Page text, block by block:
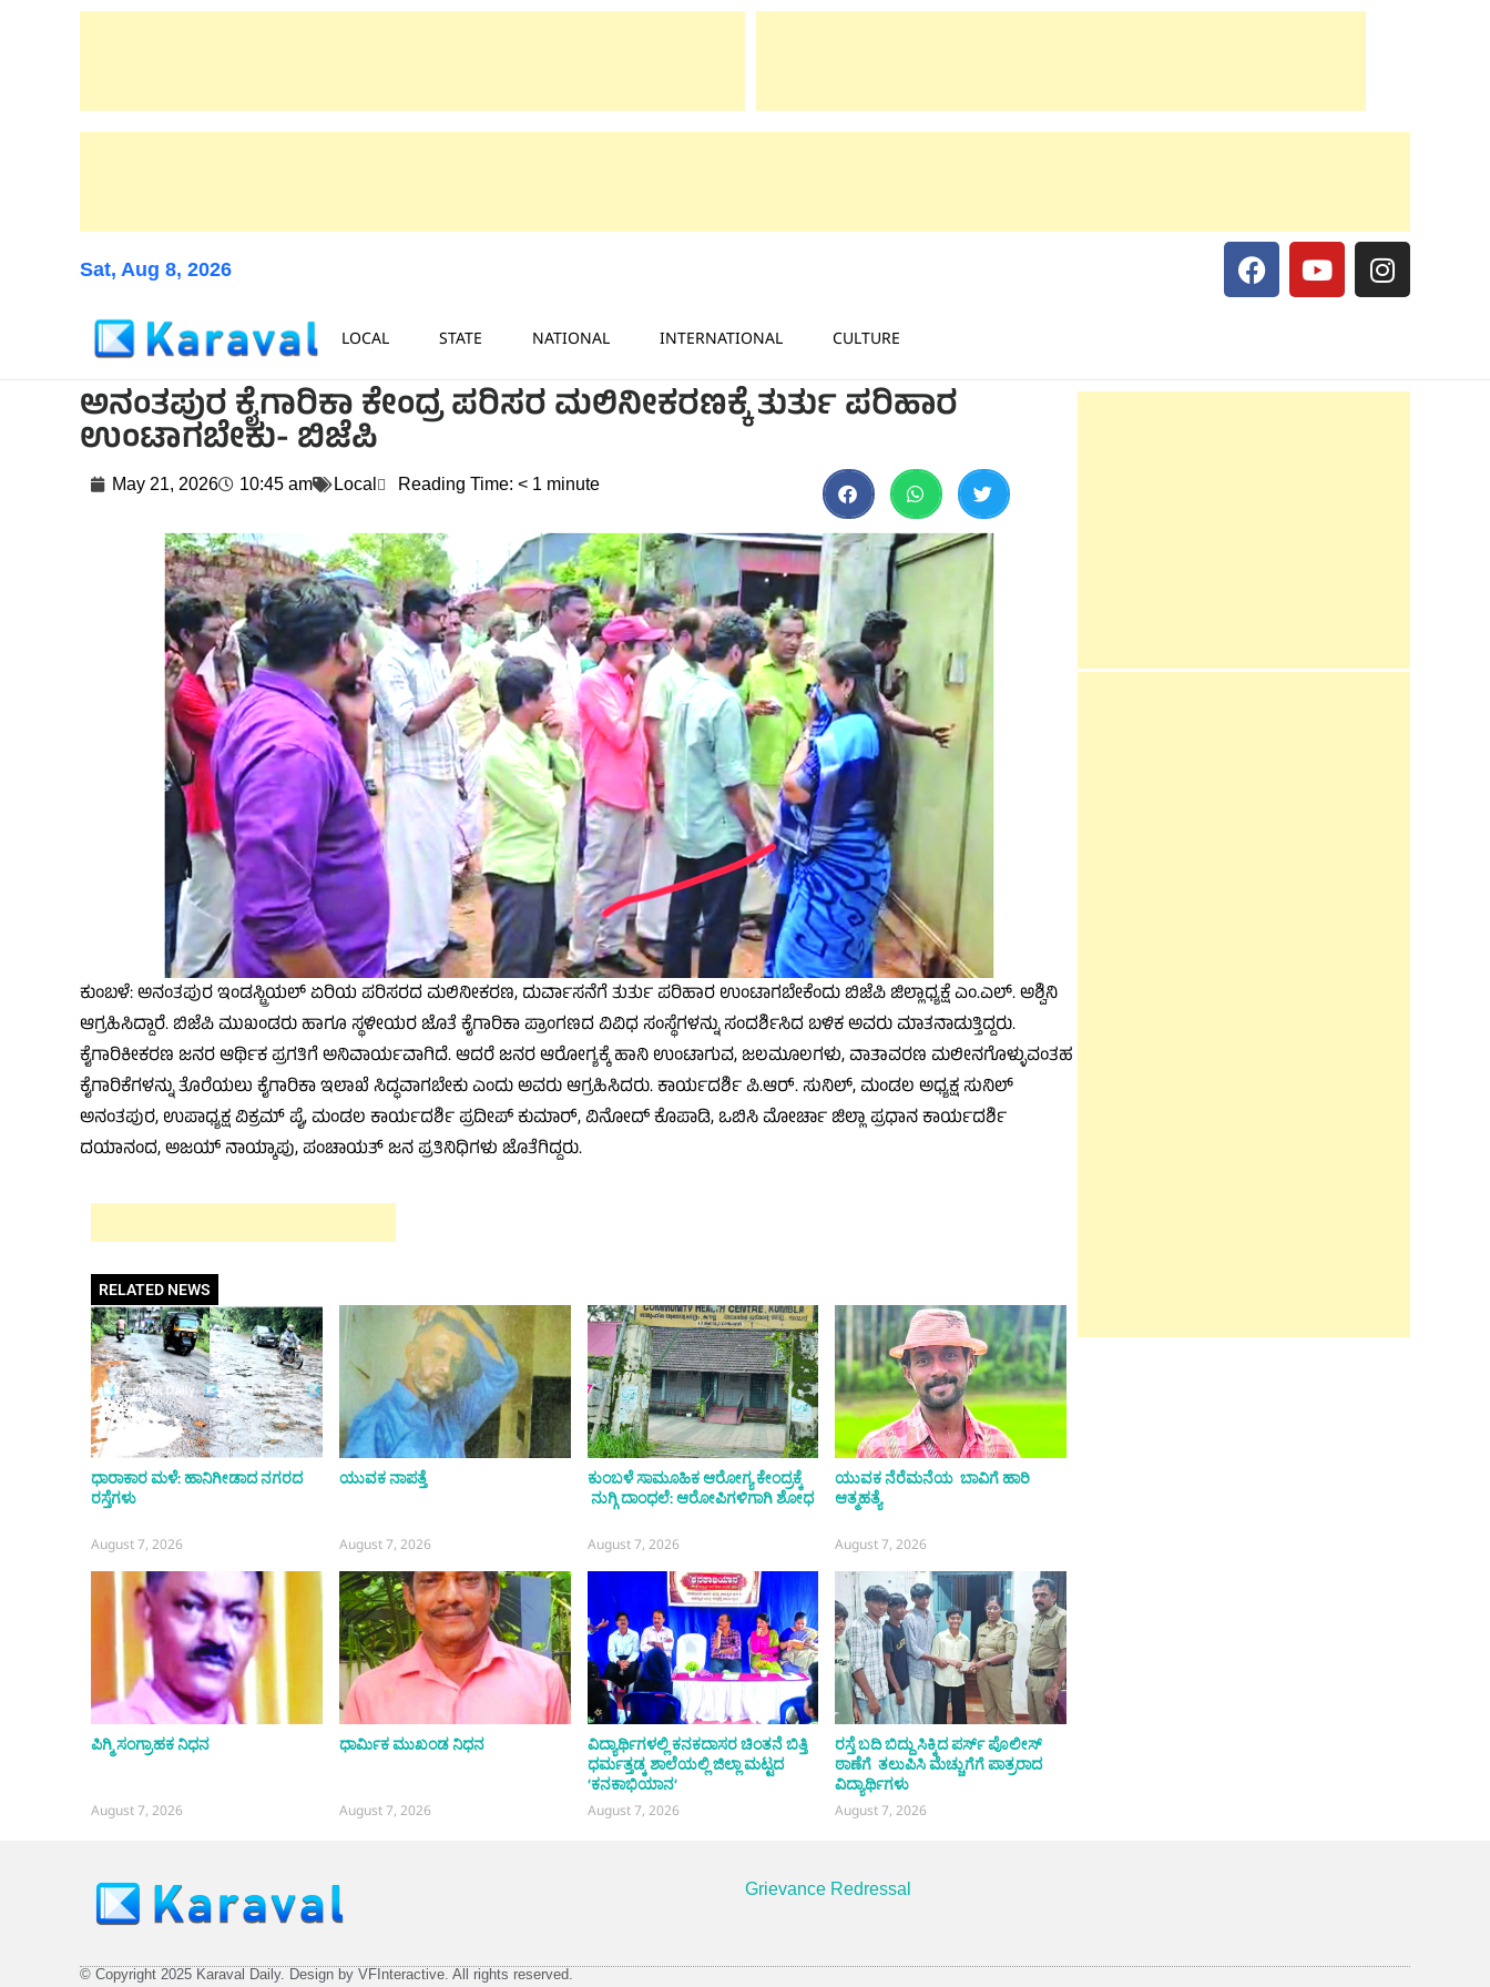
Sat, Aug 8, 2026
LOCAL STATE NATIONAL INTERNATIONAL CULTURE
ಅನಂತಪುರ ಕೈಗಾರಿಕಾ ಕೇಂದ್ರ ಪರಿಸರ ಮಲಿನೀಕರಣಕ್ಕೆ ತುರ್ತು ಪರಿಹಾರ
ಉಂಟಾಗಬೇಕು- ಬಿಜೆಪಿ
May 21, 2026 10:45 am Local Reading Time: < 1 minute
ಕುಂಬಳೆ: ಅನಂತಪುರ ಇಂಡಸ್ಟ್ರಿಯಲ್ ಏರಿಯ ಪರಿಸರದ ಮಲಿನೀಕರಣ, ದುರ್ವಾಸನೆಗೆ ತುರ್ತು ಪರಿಹಾರ ಉಂಟಾಗಬೇಕೆಂದು ಬಿಜೆಪಿ ಜಿಲ್ಲಾಧ್ಯಕ್ಷೆ ಎಂ.ಎಲ್. ಅಶ್ವಿನಿ
ಆಗ್ರಹಿಸಿದ್ದಾರೆ. ಬಿಜೆಪಿ ಮುಖಂಡರು ಹಾಗೂ ಸ್ಥಳೀಯರ ಜೊತೆ ಕೈಗಾರಿಕಾ ಪ್ರಾಂಗಣದ ವಿವಿಧ ಸಂಸ್ಥೆಗಳನ್ನು ಸಂದರ್ಶಿಸಿದ ಬಳಿಕ ಅವರು ಮಾತನಾಡುತ್ತಿದ್ದರು.
ಕೈಗಾರಿಕೀಕರಣ ಜನರ ಆರ್ಥಿಕ ಪ್ರಗತಿಗೆ ಅನಿವಾರ್ಯವಾಗಿದೆ. ಆದರೆ ಜನರ ಆರೋಗ್ಯಕ್ಕೆ ಹಾನಿ ಉಂಟಾಗುವ, ಜಲಮೂಲಗಳು, ವಾತಾವರಣ ಮಲೀನಗೊಳ್ಳುವಂತಹ
ಕೈಗಾರಿಕೆಗಳನ್ನು ತೊರೆಯಲು ಕೈಗಾರಿಕಾ ಇಲಾಖೆ ಸಿದ್ಧವಾಗಬೇಕು ಎಂದು ಅವರು ಆಗ್ರಹಿಸಿದರು. ಕಾರ್ಯದರ್ಶಿ ಪಿ.ಆರ್. ಸುನಿಲ್, ಮಂಡಲ ಅಧ್ಯಕ್ಷ ಸುನಿಲ್
ಅನಂತಪುರ, ಉಪಾಧ್ಯಕ್ಷ ವಿಕ್ರಮ್ ಪೈ, ಮಂಡಲ ಕಾರ್ಯದರ್ಶಿ ಪ್ರದೀಪ್ ಕುಮಾರ್, ವಿನೋದ್ ಕೊಪಾಡಿ, ಒಬಿಸಿ ಮೋರ್ಚಾ ಜಿಲ್ಲಾ ಪ್ರಧಾನ ಕಾರ್ಯದರ್ಶಿ
ದಯಾನಂದ, ಅಜಯ್ ನಾಯ್ಕಾಪು, ಪಂಚಾಯತ್ ಜನ ಪ್ರತಿನಿಧಿಗಳು ಜೊತೆಗಿದ್ದರು.
RELATED NEWS
ಧಾರಾಕಾರ ಮಳೆ: ಹಾನಿಗೀಡಾದ ನಗರದ
ರಸ್ತೆಗಳು
August 7, 2026
ಯುವಕ ನಾಪತ್ತೆ
August 7, 2026
ಕುಂಬಳೆ ಸಾಮೂಹಿಕ ಆರೋಗ್ಯ ಕೇಂದ್ರಕ್ಕೆ
ನುಗ್ಗಿ ದಾಂಧಲೆ: ಆರೋಪಿಗಳಿಗಾಗಿ ಶೋಧ
August 7, 2026
ಯುವಕ ನೆರೆಮನೆಯ ಬಾವಿಗೆ ಹಾರಿ
ಆತ್ಮಹತ್ಯೆ
August 7, 2026
ಪಿಗ್ಮಿ ಸಂಗ್ರಾಹಕ ನಿಧನ
August 7, 2026
ಧಾರ್ಮಿಕ ಮುಖಂಡ ನಿಧನ
August 7, 2026
ವಿದ್ಯಾರ್ಥಿಗಳಲ್ಲಿ ಕನಕದಾಸರ ಚಿಂತನೆ ಬಿತ್ತಿ
ಧರ್ಮತ್ತಡ್ಕ ಶಾಲೆಯಲ್ಲಿ ಜಿಲ್ಲಾ ಮಟ್ಟದ
‘ಕನಕಾಭಿಯಾನ’
August 7, 2026
ರಸ್ತೆ ಬದಿ ಬಿದ್ದು ಸಿಕ್ಕಿದ ಪರ್ಸ್ ಪೊಲೀಸ್
ಠಾಣೆಗೆ ತಲುಪಿಸಿ ಮೆಚ್ಚುಗೆಗೆ ಪಾತ್ರರಾದ
ವಿದ್ಯಾರ್ಥಿಗಳು
August 7, 2026
Grievance Redressal
© Copyright 2025 Karaval Daily. Design by VFInteractive. All rights reserved.